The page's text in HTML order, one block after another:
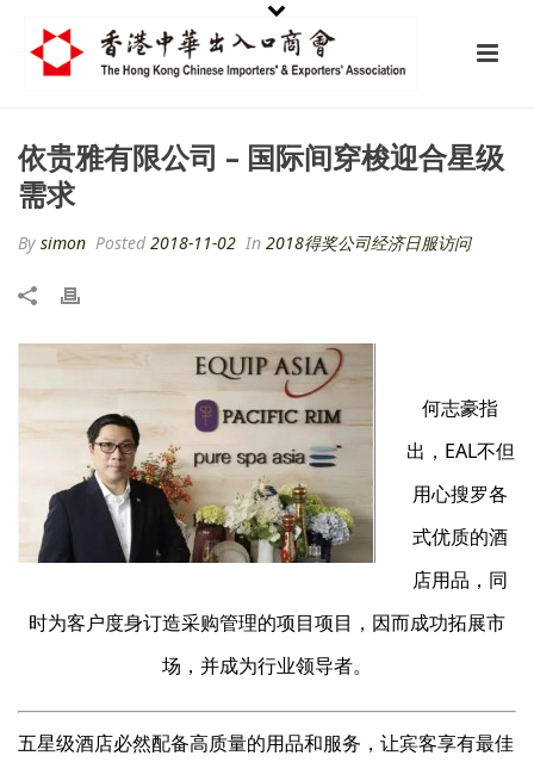
依贵雅有限公司 – 国际间穿梭迎合星级
需求
By simon Posted2018-11-02 In 2018得奖公司经济日服访问
何志豪指
出，EAL不但
用心搜罗各
式优质的酒
店用品，同
时为客户度身订造采购管理的项目项目，因而成功拓展市
场，并成为行业领导者。
五星级酒店必然配备高质量的用品和服务，让宾客享有最佳